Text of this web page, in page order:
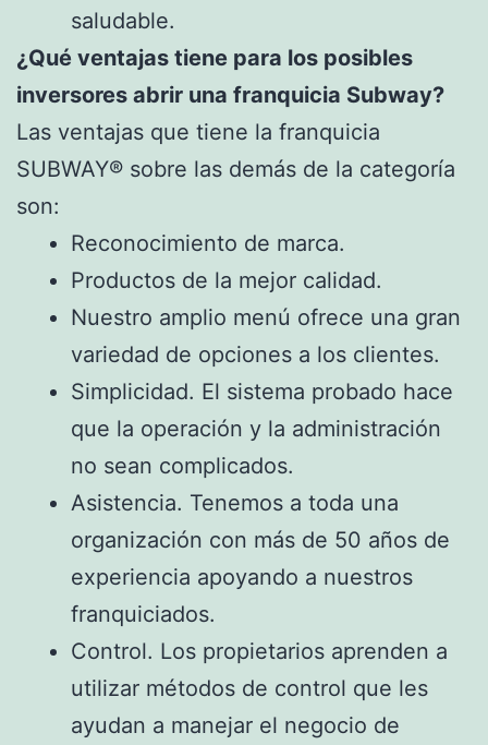
saludable.
¿Qué ventajas tiene para los posibles
inversores abrir una franquicia Subway?
Las ventajas que tiene la franquicia
SUBWAY® sobre las demás de la categoría
son:
Reconocimiento de marca.
Productos de la mejor calidad.
Nuestro amplio menú ofrece una gran
variedad de opciones a los clientes.
Simplicidad. El sistema probado hace
que la operación y la administración
no sean complicados.
Asistencia. Tenemos a toda una
organización con más de 50 años de
experiencia apoyando a nuestros
franquiciados.
Control. Los propietarios aprenden a
utilizar métodos de control que les
ayudan a manejar el negocio de